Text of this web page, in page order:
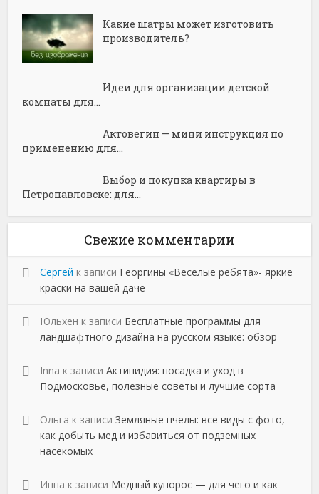
Какие шатры может изготовить
производитель?
Идеи для организации детской
комнаты для...
Актовегин — мини инструкция по
применению для...
Выбор и покупка квартиры в
Петропавловске: для...
Свежие комментарии
Сергей к записи Георгины «Веселые ребята»- яркие
краски на вашей даче
Юльхен к записи Бесплатные программы для
ландшафтного дизайна на русском языке: обзор
Inna к записиАктинидия: посадка и уход в
Подмосковье, полезные советы и лучшие сорта
Ольга к записиЗемляные пчелы: все виды с фото,
как добыть мед и избавиться от подземных
насекомых
Инна к записи Медный купорос — для чего и как